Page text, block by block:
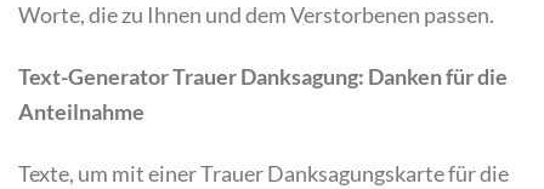
Worte, die zu Ihnen und dem Verstorbenen passen.
Text-Generator Trauer Danksagung: Danken für die
Anteilnahme
Texte, um mit einer Trauer Danksagungskarte für die